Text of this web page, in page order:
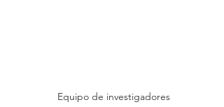
Equipo de investigadores